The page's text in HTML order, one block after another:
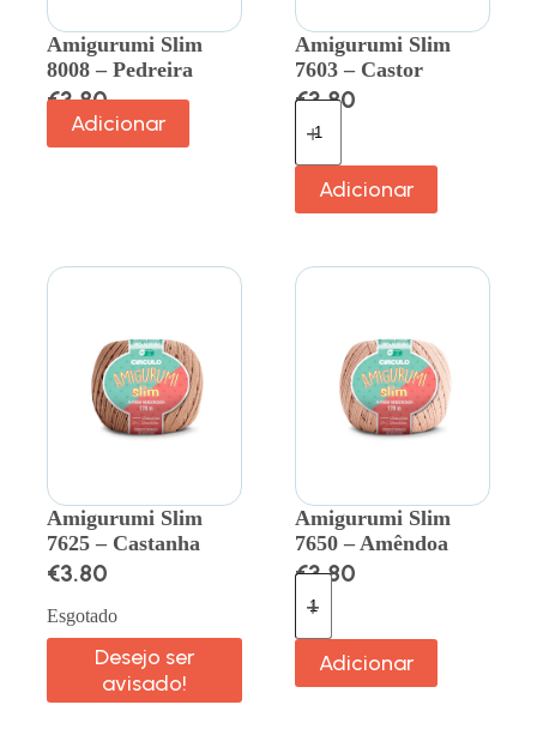
Amigurumi Slim
8008 – Pedreira
€3.80
Adicionar
Amigurumi Slim
7603 – Castor
€3.80
Adicionar
Amigurumi Slim
7625 – Castanha
€3.80
Esgotado
Desejo ser
avisado!
Amigurumi Slim
7650 – Amêndoa
€3.80
Adicionar